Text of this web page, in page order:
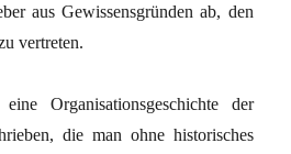
aus Gewissensgründen ab, den
vertreten.
Organisationsgeschichte der
die man ohne historisches